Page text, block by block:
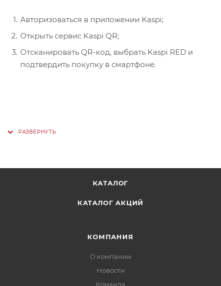
Авторизоваться в приложении Kaspi;
Открыть сервис Kaspi QR;
Отсканировать QR-код, выбрать Kaspi RED и
подтвердить покупку в смартфоне.
КАТАЛОГ
КАТАЛОГ АКЦИЙ
КОМПАНИЯ
О компании
Новости
Команда